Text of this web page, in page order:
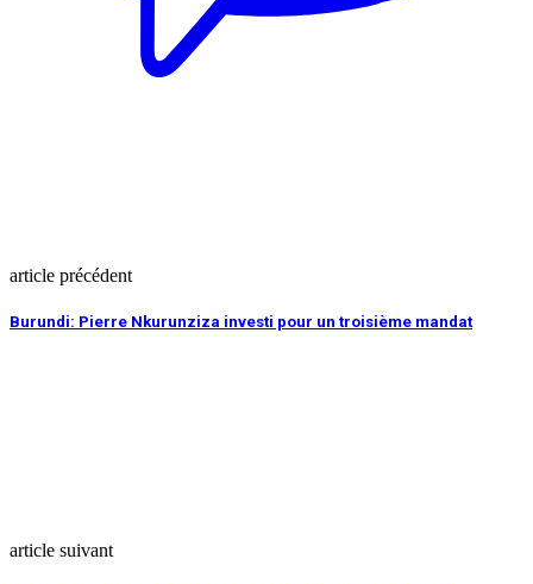
article précédent
Burundi: Pierre Nkurunziza investi pour un troisième mandat
article suivant